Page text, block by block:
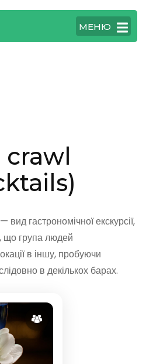
МЕНЮ
crawl
гастрономічної екскурсії,
що група людей
в іншу, пробуючи
в декількох барах.